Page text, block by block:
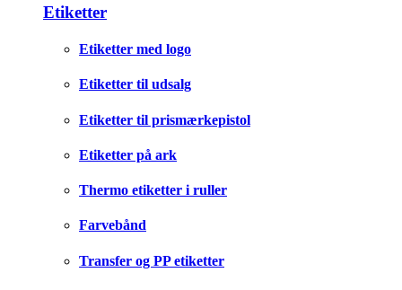
Etiketter
Etiketter med logo
Etiketter til udsalg
Etiketter til prismærkepistol
Etiketter på ark
Thermo etiketter i ruller
Farvebånd
Transfer og PP etiketter